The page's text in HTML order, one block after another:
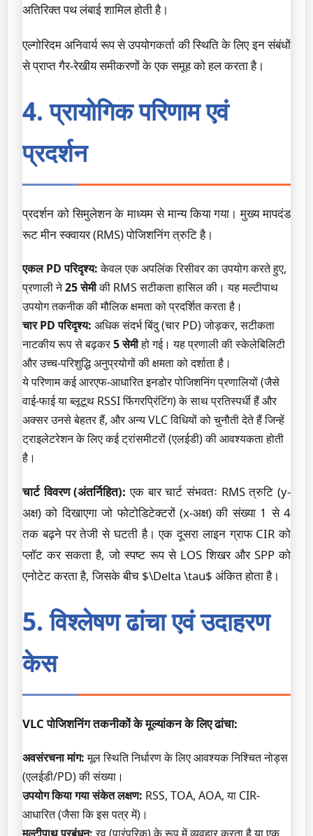
अतिरिक्त पथ लंबाई शामिल होती है।
एल्गोरिदम अनिवार्य रूप से उपयोगकर्ता की स्थिति के लिए इन संबंधों
से प्राप्त गैर-रेखीय समीकरणों के एक समूह को हल करता है।
4. प्रायोगिक परिणाम एवं
प्रदर्शन
प्रदर्शन को सिमुलेशन के माध्यम से मान्य किया गया। मुख्य मापदंड
रूट मीन स्क्वायर (RMS) पोजिशनिंग त्रुटि है।
एकल PD परिदृश्य:केवल एक अपलिंक रिसीवर का उपयोग करते हुए,
प्रणाली ने25 सेमीकी RMS सटीकता हासिल की। यह मल्टीपाथ
उपयोग तकनीक की मौलिक क्षमता को प्रदर्शित करता है।
चार PD परिदृश्य: अधिक संदर्भ बिंदु (चार PD) जोड़कर, सटीकता
नाटकीय रूप से बढ़कर5 सेमीहो गई। यह प्रणाली की स्केलेबिलिटी
और उच्च-परिशुद्धि अनुप्रयोगों की क्षमता को दर्शाता है।
ये परिणाम कई आरएफ-आधारित इनडोर पोजिशनिंग प्रणालियों (जैसे
वाई-फाई या ब्लूटूथ RSSI फिंगरप्रिंटिंग) के साथ प्रतिस्पर्धी हैं और
अक्सर उनसे बेहतर हैं, और अन्य VLC विधियों को चुनौती देते हैं जिन्हें
ट्राइलेटरेशन के लिए कई ट्रांसमीटरों (एलईडी) की आवश्यकता होती
है।
चार्ट विवरण (अंतर्निहित): एक बार चार्ट संभवतः RMS त्रुटि (y-
अक्ष) को दिखाएगा जो फोटोडिटेक्टरों (x-अक्ष) की संख्या 1 से 4
तक बढ़ने पर तेजी से घटती है। एक दूसरा लाइन ग्राफ CIR को
प्लॉट कर सकता है, जो स्पष्ट रूप से LOS शिखर और SPP को
एनोटेट करता है, जिसके बीच $\Delta \tau$ अंकित होता है।
5. विश्लेषण ढांचा एवं उदाहरण
केस
VLC पोजिशनिंग तकनीकों के मूल्यांकन के लिए ढांचा:
अवसंरचना मांग:मूल स्थिति निर्धारण के लिए आवश्यक निश्चित नोड्स
(एलईडी/PD) की संख्या।
उपयोग किया गया संकेत लक्षण: RSS, TOA, AOA, या CIR-
आधारित (जैसा कि इस पत्र में)।